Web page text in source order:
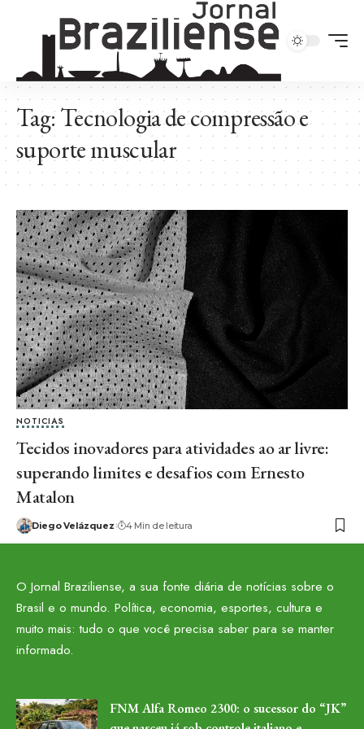
Tag:Tecnologia de compressão e
suporte muscular
NOTICIAS
Tecidos inovadores para atividades ao ar livre:
superando limites e desafios com Ernesto
Matalon
Diego Velázquez 4 Min de leitura
O Jornal Braziliense, a sua fonte diária de notícias sobre o
Brasil e o mundo. Política, economia, esportes, cultura e
muito mais: tudo o que você precisa saber para se manter
informado.
FNM Alfa Romeo 2300: o sucessor do “JK”